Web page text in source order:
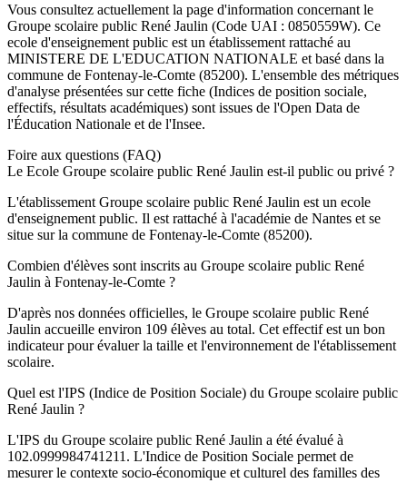
Vous consultez actuellement la page d'information concernant le
Groupe scolaire public René Jaulin (Code UAI : 0850559W). Ce
ecole d'enseignement public est un établissement rattaché au
MINISTERE DE L'EDUCATION NATIONALE et basé dans la
commune de Fontenay-le-Comte (85200). L'ensemble des métriques
d'analyse présentées sur cette fiche (Indices de position sociale,
effectifs, résultats académiques) sont issues de l'Open Data de
l'Éducation Nationale et de l'Insee.
Foire aux questions (FAQ)
Le Ecole Groupe scolaire public René Jaulin est-il public ou privé ?
L'établissement Groupe scolaire public René Jaulin est un ecole
d'enseignement public. Il est rattaché à l'académie de Nantes et se
situe sur la commune de Fontenay-le-Comte (85200).
Combien d'élèves sont inscrits au Groupe scolaire public René
Jaulin à Fontenay-le-Comte ?
D'après nos données officielles, le Groupe scolaire public René
Jaulin accueille environ 109 élèves au total. Cet effectif est un bon
indicateur pour évaluer la taille et l'environnement de l'établissement
scolaire.
Quel est l'IPS (Indice de Position Sociale) du Groupe scolaire public
René Jaulin ?
L'IPS du Groupe scolaire public René Jaulin a été évalué à
102.0999984741211. L'Indice de Position Sociale permet de
mesurer le contexte socio-économique et culturel des familles des